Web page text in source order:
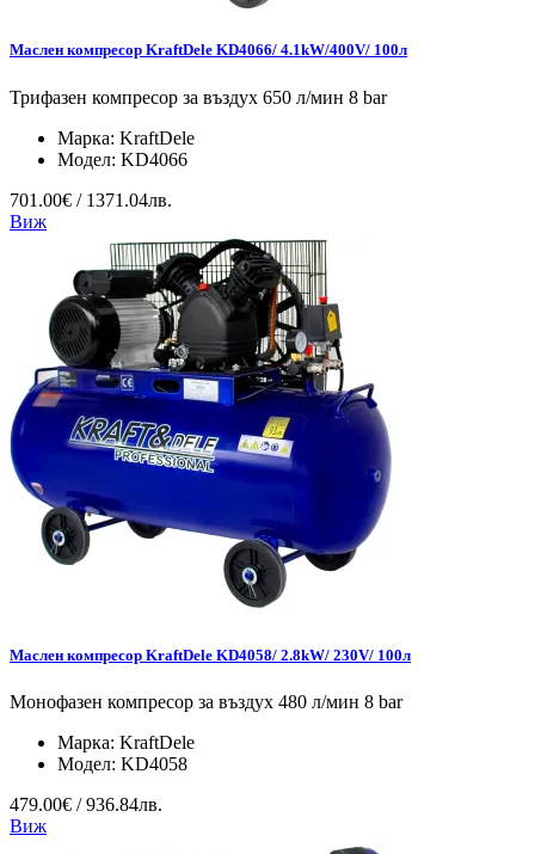
Маслен компресор KraftDele KD4066/ 4.1kW/400V/ 100л
Трифазен компресор за въздух 650 л/мин 8 bar
Марка: KraftDele
Модел: KD4066
701.00€ / 1371.04лв.
Виж
Маслен компресор KraftDele KD4058/ 2.8kW/ 230V/ 100л
Монофазен компресор за въздух 480 л/мин 8 bar
Марка: KraftDele
Модел: KD4058
479.00€ / 936.84лв.
Виж